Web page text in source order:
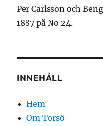
Per Carlsson och
1887 på No 24.
INNEHÅLL
Hem
Om Torsö